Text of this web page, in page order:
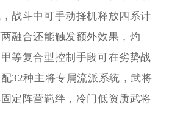
战斗中可手动择机释放四系计
融合还能触发额外效果，灼
等复合型控制手段可在劣势战
32种主将专属流派系统，武将
定阵营羁绊，冷门低资质武将